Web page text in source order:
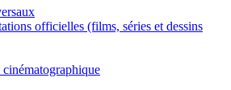
officielles (films, séries et dessins